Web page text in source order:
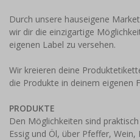
Durch unsere hauseigene
wir dir die einzigartige
eigenen Label zu versehen.
Wir kreieren deine
die Produkte in deinem eigenen
PRODUKTE
Den Möglichkeiten sind
Essig und Öl, über Pfeffer,